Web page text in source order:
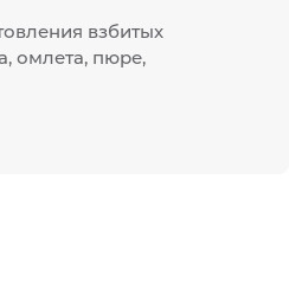
взбитых
омлета, пюре,